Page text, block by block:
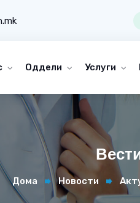
Оддели Услуги
Дома Новости